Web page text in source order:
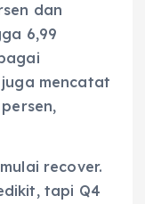
dan
6,99
mencatat
recover.
tapi Q4